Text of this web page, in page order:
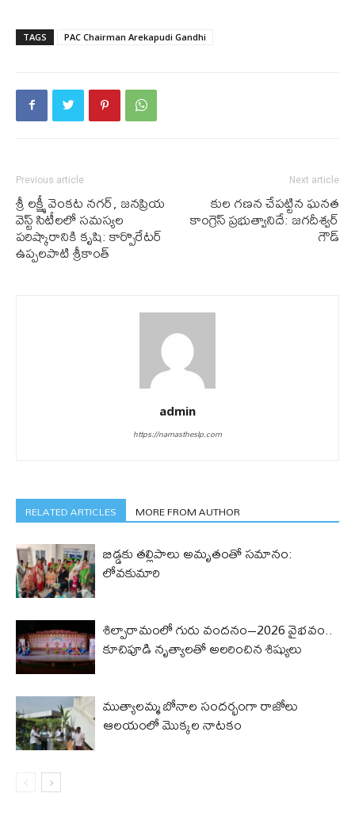
TAGS PAC Chairman Arekapudi Gandhi
Previous article
శ్రీ లక్ష్మీ వెంకట నగర్, జనప్రియ
వెస్ట్ సిటీల‌లో స‌మ‌స్య‌ల
ప‌రిష్కారానికి కృషి: కార్పొరేటర్
ఉప్పలపాటి శ్రీకాంత్
Next article
కుల గ‌ణ‌న చేప‌ట్టిన ఘ‌న‌త
కాంగ్రెస్ ప్ర‌భుత్వానిదే: జగదీశ్వర్
గౌడ్
admin
https://namastheslp.com
RELATED ARTICLES MORE FROM AUTHOR
బిడ్డ‌కు త‌ల్లిపాలు అమృతంతో స‌మానం:
లోవ‌కుమారి
శిల్పారామంలో గురు వందనం–2026 వైభవం..
కూచిపూడి నృత్యాలతో అలరించిన శిష్యులు
ముత్యాలమ్మ బోనాల సందర్భంగా రాజోలు
ఆలయంలో మొక్కల నాటకం